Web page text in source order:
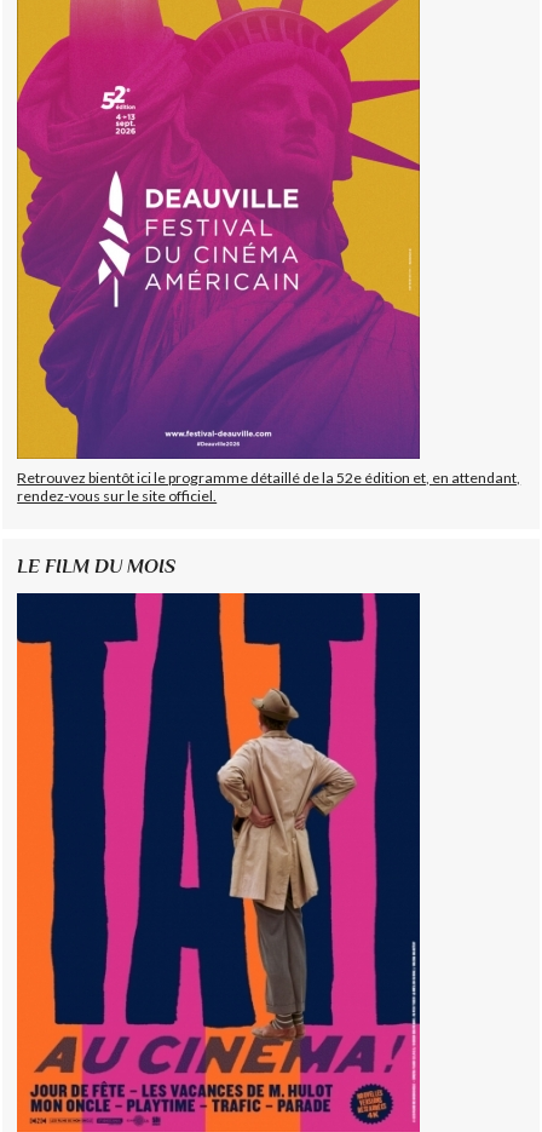
Retrouvez bientôt ici le programme détaillé de la 52e édition et, en attendant,
rendez-vous sur le site officiel.
LE FILM DU MOIS